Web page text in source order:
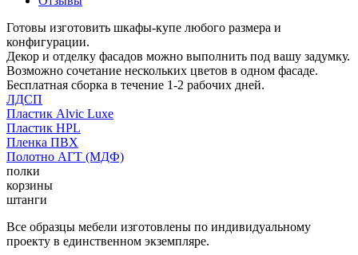
Готовы изготовить шкафы-купе любого размера и
конфигурации.
Декор и отделку фасадов можно выполнить под вашу задумку.
Возможно сочетание нескольких цветов в одном фасаде.
Бесплатная сборка в течение 1-2 рабочих дней.
ЛДСП
Пластик Alvic Luxe
Пластик HPL
Пленка ПВХ
Полотно АГТ (МДФ)
полки
корзины
штанги
Все образцы мебели изготовлены по индивидуальному
проекту в единственном экземпляре.